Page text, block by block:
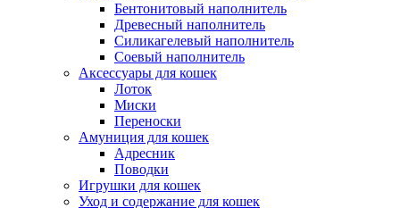
Бентонитовый наполнитель
Древесный наполнитель
Силикагелевый наполнитель
Соевый наполнитель
Аксессуары для кошек
Лоток
Миски
Переноски
Амуниция для кошек
Адресник
Поводки
Игрушки для кошек
Уход и содержание для кошек